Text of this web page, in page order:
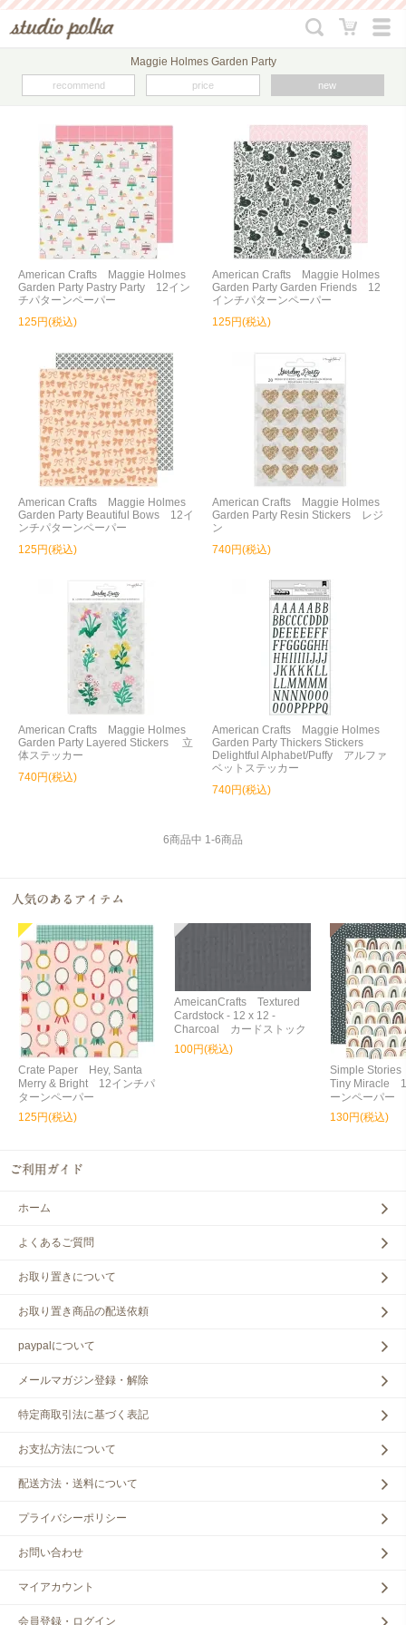
Maggie Holmes Garden Party
recommend price new
American Crafts Maggie Holmes
Garden Party Pastry Party 12イン
チパターンペーパー
125円(税込)
American Crafts Maggie Holmes
Garden Party Garden Friends 12
インチパターンペーパー
125円(税込)
American Crafts Maggie Holmes
Garden Party Beautiful Bows 12イ
ンチパターンペーパー
125円(税込)
American Crafts Maggie Holmes
Garden Party Resin Stickers レジ
ン
740円(税込)
American Crafts Maggie Holmes
Garden Party Layered Stickers 立
体ステッカー
740円(税込)
American Crafts Maggie Holmes
Garden Party Thickers Stickers
Delightful Alphabet/Puffy アルファ
ベットステッカー
740円(税込)
6商品中 1-6商品
Crate Paper Hey, Santa
Merry & Bright 12インチパ
ターンペーパー
125円(税込)
AmeicanCrafts Textured
Cardstock - 12 x 12 -
Charcoal カードストック
100円(税込)
Simple
Tiny Miracle
ーンペーパー
130円(税込)
ホーム
よくあるご質問
お取り置きについて
お取り置き商品の配送依頼
paypalについて
メールマガジン登録・解除
特定商取引法に基づく表記
お支払方法について
配送方法・送料について
プライバシーポリシー
お問い合わせ
マイアカウント
会員登録・ログイン